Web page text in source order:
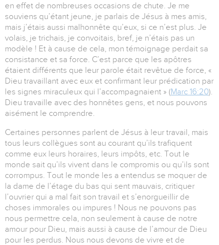
en effet de nombreuses occasions de chute. Je me
souviens qu’étant jeune, je parlais de Jésus à mes amis,
mais j’étais aussi malhonnête qu’eux, si ce n’est plus. Je
volais, je trichais, je convoitais, bref, je n’étais pas un
modèle ! Et à cause de cela, mon témoignage perdait sa
consistance et sa force. C’est parce que les apôtres
étaient différents que leur parole était revêtue de force, «
Dieu travaillant avec eux et confirmant leur prédication par
les signes miraculeux qui l’accompagnaient » (Marc 16:20).
Dieu travaille avec des honnêtes gens, et nous pouvons
aisément le comprendre.
Certaines personnes parlent de Jésus à leur travail, mais
tous leurs collègues sont au courant qu’ils trafiquent
comme eux leurs horaires, leurs impôts, etc. Tout le
monde sait qu’ils vivent dans le compromis ou qu’ils sont
corrompus. Tout le monde les a entendus se moquer de
la dame de l’étage du bas qui sent mauvais, critiquer
l’ouvrier qui a mal fait son travail et s’enorgueillir de
choses immorales ou impures ! Nous ne pouvons pas
nous permettre cela, non seulement à cause de notre
amour pour Dieu, mais aussi à cause de l’amour de Dieu
pour les perdus. Nous nous devons de vivre et de